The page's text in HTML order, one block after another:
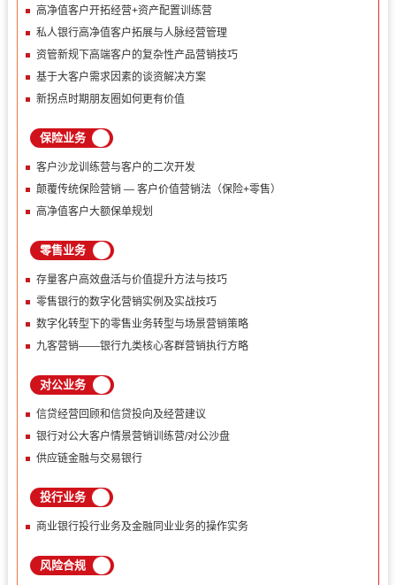
高净值客户开拓经营+资产配置训练营
私人银行高净值客户拓展与人脉经营管理
资管新规下高端客户的复杂性产品营销技巧
基于大客户需求因素的谈资解决方案
新拐点时期朋友圈如何更有价值
保险业务
客户沙龙训练营与客户的二次开发
颠覆传统保险营销 — 客户价值营销法（保险+零售）
高净值客户大额保单规划
零售业务
存量客户高效盘活与价值提升方法与技巧
零售银行的数字化营销实例及实战技巧
数字化转型下的零售业务转型与场景营销策略
九客营销——银行九类核心客群营销执行方略
对公业务
信贷经营回顾和信贷投向及经营建议
银行对公大客户情景营销训练营/对公沙盘
供应链金融与交易银行
投行业务
商业银行投行业务及金融同业业务的操作实务
风险合规